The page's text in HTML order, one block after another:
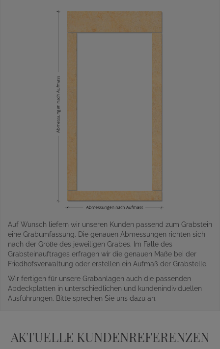
Auf Wunsch liefern wir unseren Kunden passend zum Grabstein
eine Grabumfassung. Die genauen Abmessungen richten sich
nach der Größe des jeweiligen Grabes. Im Falle des
Grabsteinauftrages erfragen wir die genauen Maße bei der
Friedhofsverwaltung oder erstellen ein Aufmaß der Grabstelle.
Wir fertigen für unsere Grabanlagen auch die passenden
Abdeckplatten in unterschiedlichen und kundenindividuellen
Ausführungen. Bitte sprechen Sie uns dazu an.
AKTUELLE KUNDENREFERENZEN